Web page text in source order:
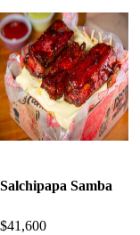
Salchipapa Samba
$41,600